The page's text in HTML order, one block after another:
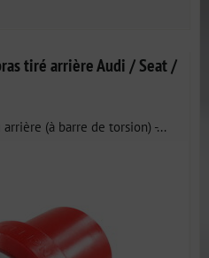
tiré arrière Audi / Seat /
(à barre de torsion) -...